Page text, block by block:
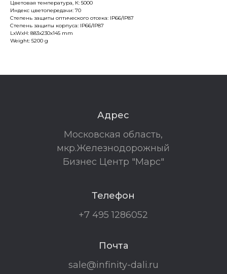
Цветовая температура, К: 5000
Индекс цветопередачи: 70
Степень защиты оптического отсека: IP66/IP87
Степень защиты корпуса: IP66/IP87
LxWxH: 883x230x145 mm
Weight: 5200 g
Адрес
Московская область,
мкр.Железнодорожный
Бизнес Центр "Марс"
Телефон
+7 495 1286052
Почта
sale@infinity-dali.ru